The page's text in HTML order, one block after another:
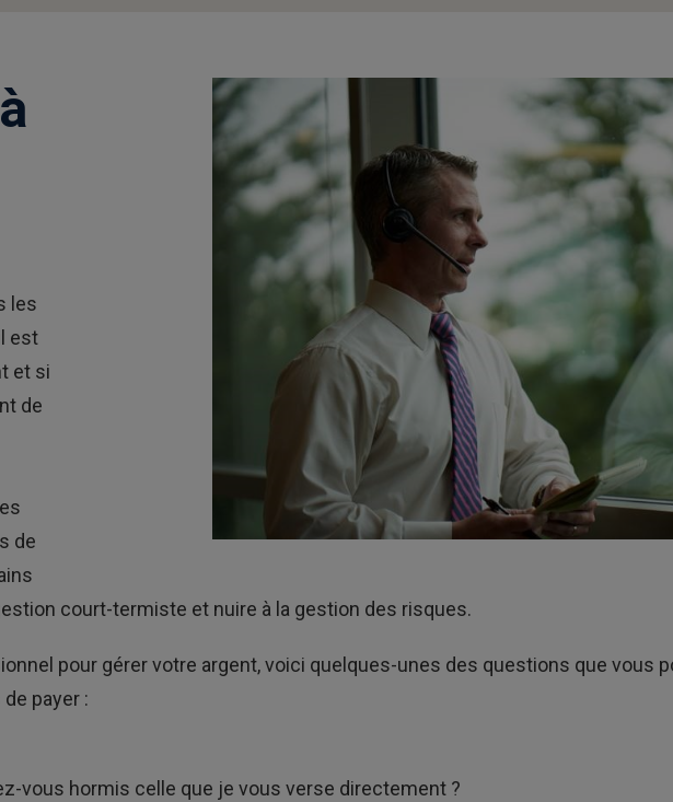
les
est
et si
de
de
court-termiste et nuire à la gestion des risques.
pour gérer votre argent, voici quelques-unes des questions que vous
payer :
vous hormis celle que je vous verse directement ?